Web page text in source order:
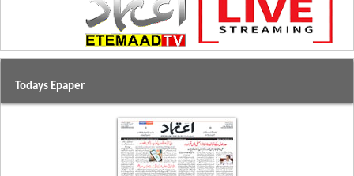
Todays Epaper